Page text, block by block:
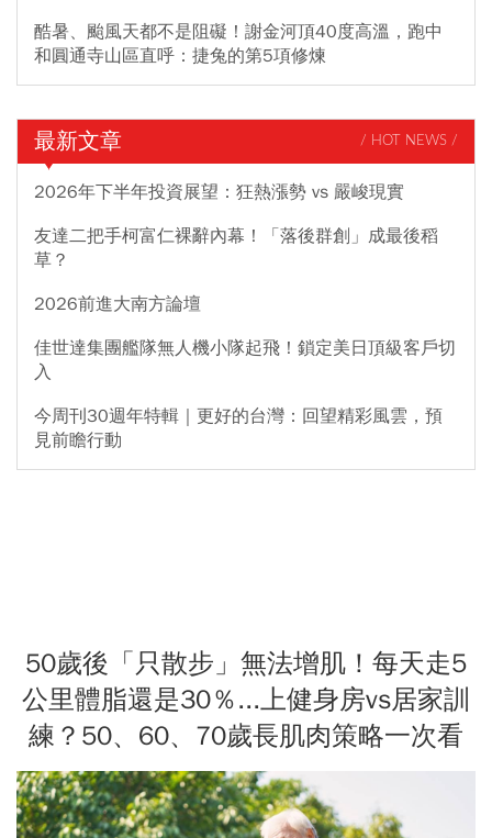
酷暑、颱風天都不是阻礙！謝金河頂40度高溫，跑中
和圓通寺山區直呼：捷兔的第5項修煉
最新文章 / HOT NEWS /
2026年下半年投資展望：狂熱漲勢 vs 嚴峻現實
友達二把手柯富仁裸辭內幕！「落後群創」成最後稻
草？
2026前進大南方論壇
佳世達集團艦隊無人機小隊起飛！鎖定美日頂級客戶切
入
今周刊30週年特輯｜更好的台灣：回望精彩風雲，預
見前瞻行動
50歲後「只散步」無法增肌！每天走5
公里體脂還是30％...上健身房vs居家訓
練？50、60、70歲長肌肉策略一次看